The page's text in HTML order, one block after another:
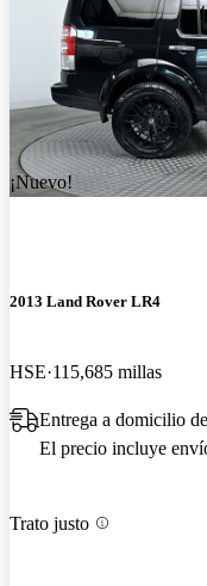
¡Nuevo!
2013 Land Rover LR4
HSE 115,685 millas
Entrega a domicilio
El precio incluye
Trato justo